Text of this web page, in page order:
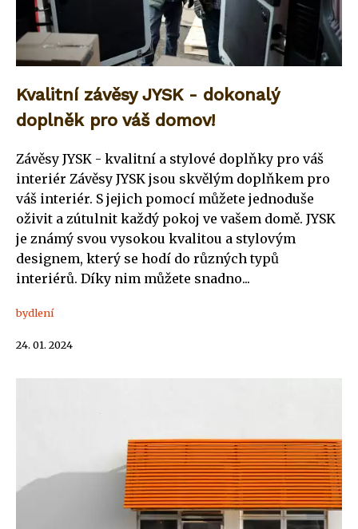
Kvalitní závěsy JYSK - dokonalý
doplněk pro váš domov!
Závěsy JYSK - kvalitní a stylové doplňky pro váš
interiér Závěsy JYSK jsou skvělým doplňkem pro
váš interiér. S jejich pomocí můžete jednoduše
oživit a zútulnit každý pokoj ve vašem domě. JYSK
je známý svou vysokou kvalitou a stylovým
designem, který se hodí do různých typů
interiérů. Díky nim můžete snadno...
bydlení
24. 01. 2024